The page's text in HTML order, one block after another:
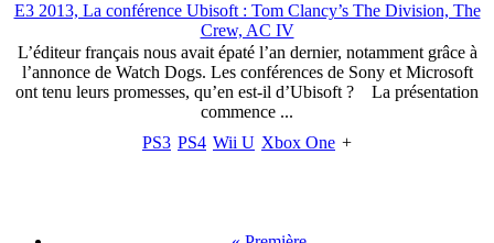
E3 2013, La conférence Ubisoft : Tom Clancy’s The Division, The
Crew, AC IV
L’éditeur français nous avait épaté l’an dernier, notamment grâce à
l’annonce de Watch Dogs. Les conférences de Sony et Microsoft
ont tenu leurs promesses, qu’en est-il d’Ubisoft ? La présentation
commence ...
PS3 PS4 Wii U Xbox One +